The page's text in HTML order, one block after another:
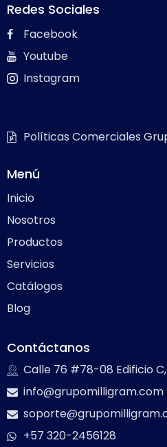
Redes Sociales
Facebook
Youtube
Instagram
Políticas Comerciales
Menú
Inicio
Nosotros
Productos
Servicios
Catálogos
Blog
Contáctanos
Calle 76 #78-08 Edificio
info@grupomilligram.com
+57 320-2456128